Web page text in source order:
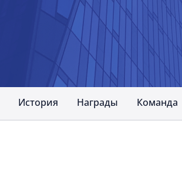
История Награды Команда